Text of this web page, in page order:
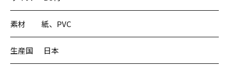
素材 紙、PVC
生産国 日本